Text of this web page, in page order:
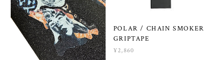
POLAR / CHAIN SMOKER
GRIPTAPE
¥2,860